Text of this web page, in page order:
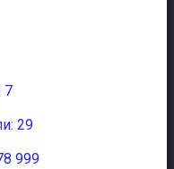
7
29
999